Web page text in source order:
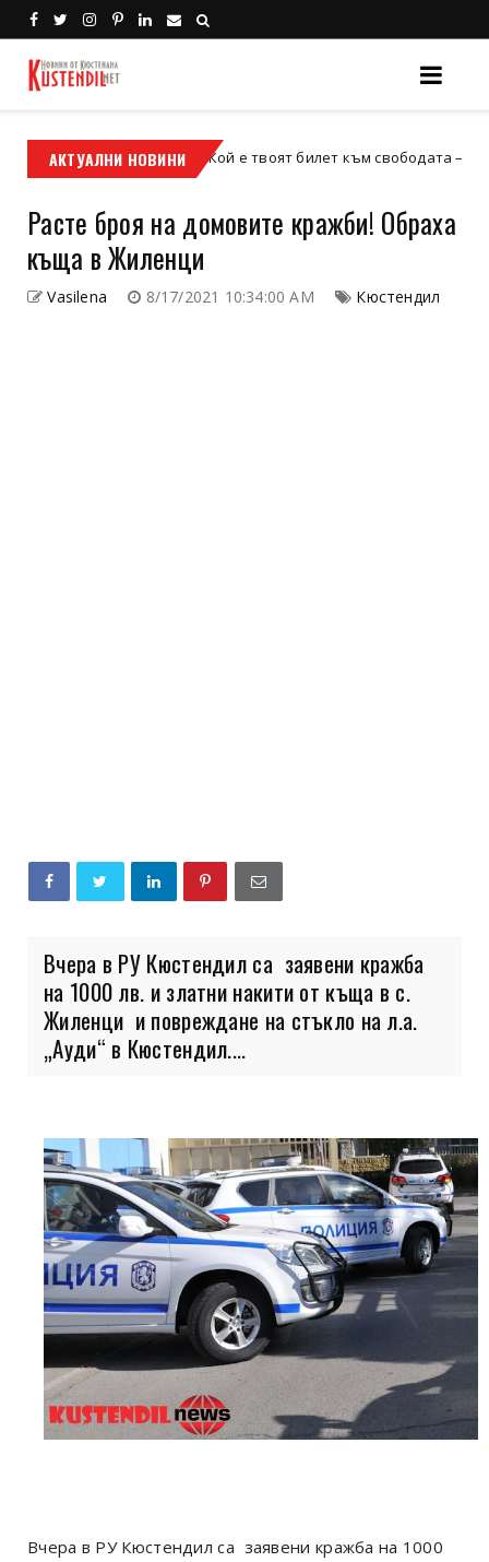
АКТУАЛНИ НОВИНИ
кросов мотор Кой е твоят билет към свободата – кросовият
Расте броя на домовите кражби! Обраха
къща в Жиленци
Vasilena 8/17/2021 10:34:00 AM Кюстендил
Вчера в РУ Кюстендил са заявени кражба
на 1000 лв. и златни накити от къща в с.
Жиленци и повреждане на стъкло на л.а.
„Ауди“ в Кюстендил....
Вчера в РУ Кюстендил са заявени кражба на 1000